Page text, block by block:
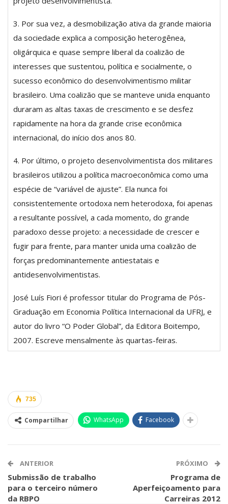
3. Por sua vez, a desmobilização ativa da grande maioria
da sociedade explica a composição heterogênea,
oligárquica e quase sempre liberal da coalizão de
interesses que sustentou, política e socialmente, o
sucesso econômico do desenvolvimentismo militar
brasileiro. Uma coalizão que se manteve unida enquanto
duraram as altas taxas de crescimento e se desfez
rapidamente na hora da grande crise econômica
internacional, do início dos anos 80.
4. Por último, o projeto desenvolvimentista dos militares
brasileiros utilizou a política macroeconômica como uma
espécie de “variável de ajuste”. Ela nunca foi
consistentemente ortodoxa nem heterodoxa, foi apenas
a resultante possível, a cada momento, do grande
paradoxo desse projeto: a necessidade de crescer e
fugir para frente, para manter unida uma coalizão de
forças predominantemente antiestatais e
antidesenvolvimentistas.
José Luís Fiori é professor titular do Programa de Pós-
Graduação em Economia Política Internacional da UFRJ, e
autor do livro “O Poder Global”, da Editora Boitempo,
2007. Escreve mensalmente às quartas-feiras.
735
Compartilhar WhatsApp Facebook
ANTERIOR
Submissão de trabalho
para o terceiro número
da RBPO
PRÓXIMO
Programa de
Aperfeiçoamento para
Carreiras 2012